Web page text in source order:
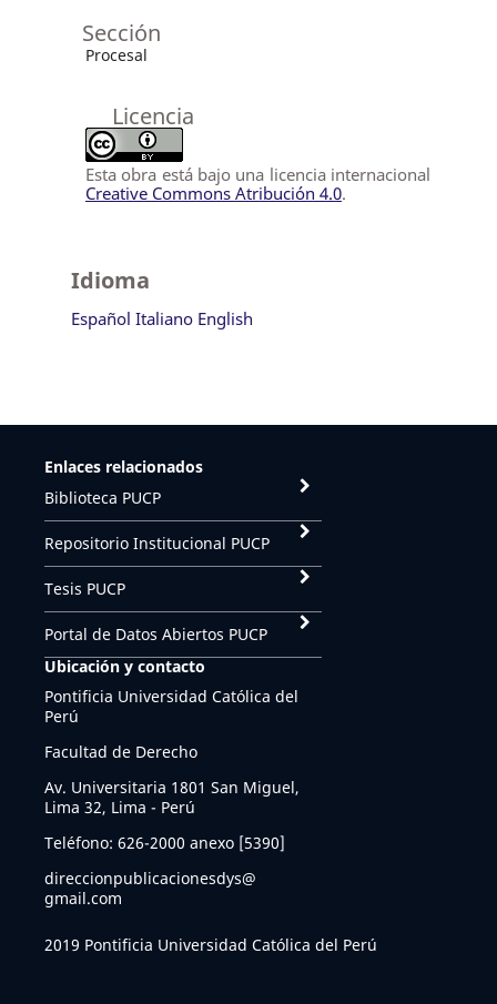
Sección
Procesal
Licencia
Esta obra está bajo una licencia internacional
Creative Commons Atribución 4.0.
Idioma
Español Italiano English
Enlaces relacionados
Biblioteca PUCP
Repositorio Institucional PUCP
Tesis PUCP
Portal de Datos Abiertos PUCP
Ubicación y contacto
Pontificia Universidad Católica del
Perú
Facultad de Derecho
Av. Universitaria 1801 San Miguel,
Lima 32, Lima - Perú
Teléfono: 626-2000 anexo [5390]
direccionpublicacionesdys@
gmail.com
2019 Pontificia Universidad Católica del Perú